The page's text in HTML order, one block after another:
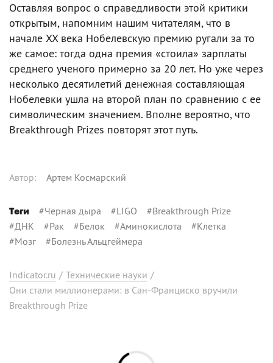
Оставляя вопрос о справедливости этой критики
открытым, напомним нашим читателям, что в
начале XX века Нобелевскую премию ругали за то
же самое: тогда одна премия «стоила» зарплаты
среднего ученого примерно за 20 лет. Но уже через
несколько десятилетий денежная составляющая
Нобелевки ушла на второй план по сравнению с ее
символическим значением. Вполне вероятно, что
Breakthrough Prizes повторят этот путь.
Автор: Артем Космарский
Теги #Черная дыра #LIGO #Breakthrough Prize
#ДНК #Рак #Белок #Аминокислота #Клетка
#Мозг #Болезнь Альцгеймера
Indicator.ru / Технические науки /
Они стали миллионерами: в Сан-Франциско вручили
Breakthrough Prize